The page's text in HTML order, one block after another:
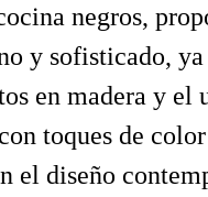
negros,
y sofisticado,
en madera y el
toques de
el diseño